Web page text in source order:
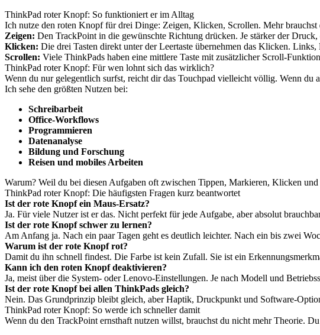
ThinkPad roter Knopf: So funktioniert er im Alltag
Ich nutze den roten Knopf für drei Dinge: Zeigen, Klicken, Scrollen. Mehr brauchst
Zeigen: Den TrackPoint in die gewünschte Richtung drücken. Je stärker der Druck,
Klicken: Die drei Tasten direkt unter der Leertaste übernehmen das Klicken.
Scrollen: Viele ThinkPads haben eine mittlere Taste mit zusätzlicher Scroll-
ThinkPad roter Knopf: Für wen lohnt sich das wirklich?
Wenn du nur gelegentlich surfst, reicht dir das Touchpad vielleicht völlig. Wenn du
Ich sehe den größten Nutzen bei:
Schreibarbeit
Office-Workflows
Programmieren
Datenanalyse
Bildung und Forschung
Reisen und mobiles Arbeiten
Warum? Weil du bei diesen Aufgaben oft zwischen Tippen, Markieren, Klicken
ThinkPad roter Knopf: Die häufigsten Fragen kurz beantwortet
Ist der rote Knopf ein Maus-Ersatz?
Ja. Für viele Nutzer ist er das. Nicht perfekt für jede Aufgabe, aber absolut
Ist der rote Knopf schwer zu lernen?
Am Anfang ja. Nach ein paar Tagen geht es deutlich leichter. Nach ein bis zwei
Warum ist der rote Knopf rot?
Damit du ihn schnell findest. Die Farbe ist kein Zufall. Sie ist ein
Kann ich den roten Knopf deaktivieren?
Ja, meist über die System- oder Lenovo-Einstellungen. Je nach Modell und
Ist der rote Knopf bei allen ThinkPads gleich?
Nein. Das Grundprinzip bleibt gleich, aber Haptik, Druckpunkt und Software-
ThinkPad roter Knopf: So werde ich schneller damit
Wenn du den TrackPoint ernsthaft nutzen willst, brauchst du nicht mehr Theorie.